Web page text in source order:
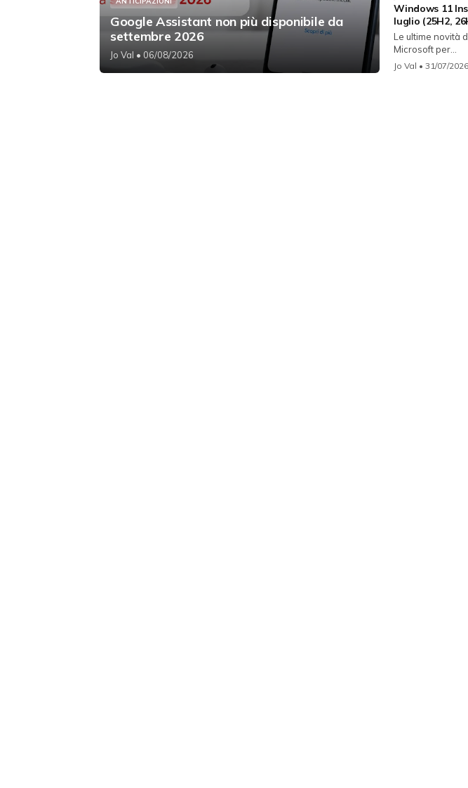
Google Assistant non più disponibile da
settembre 2026
Jo Val • 06/08/2026
Windows 11
luglio (25H2,
Le ultime novità
Microsoft per...
Jo Val • 31/07/2026